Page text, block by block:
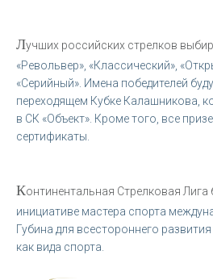
Лучших российских стрелков
«Револьвер», «Классический»,
«Серийный». Имена победителей
переходящем Кубке Калашникова,
в СК «Объект». Кроме того, все
сертификаты.
Континентальная Стрелковая
инициативе мастера спорта
Губина для всестороннего
как вида спорта.